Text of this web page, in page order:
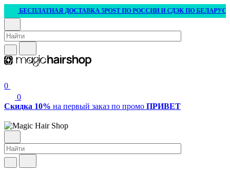
БЕСПЛАТНАЯ ДОСТАВКА 5POST ПО РОССИИ И СДЭК ПО БЕЛАРУСИ ОТ 3
0
0
Скидка 10% на первый заказ по промо ПРИВЕТ